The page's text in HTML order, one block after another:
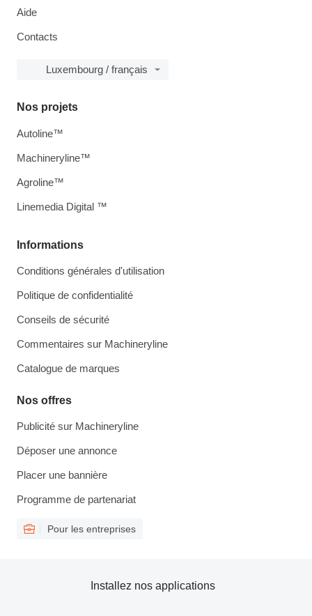
Aide
Contacts
Luxembourg / français
Informations
Conditions générales d'utilisation
Politique de confidentialité
Conseils de sécurité
Commentaires sur Machineryline
Catalogue de marques
Nos offres
Publicité sur Machineryline
Déposer une annonce
Placer une bannière
Programme de partenariat
Pour les entreprises
Nos projets
Autoline™
Machineryline™
Agroline™
Linemedia Digital ™
Installez nos applications